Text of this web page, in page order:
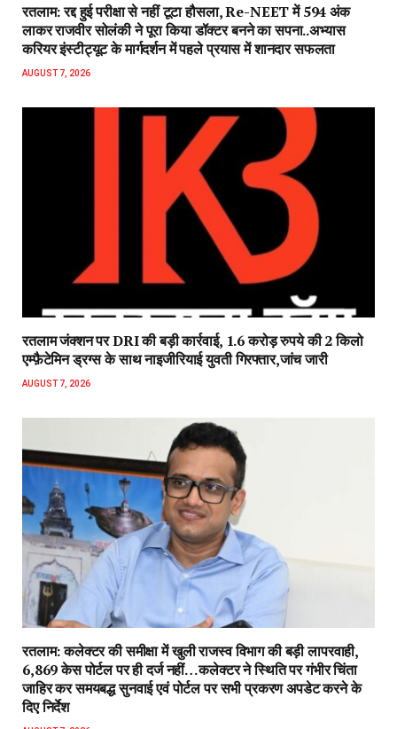
रतलाम: रद्द हुई परीक्षा से नहीं टूटा हौसला, Re-NEET में 594 अंक
लाकर राजवीर सोलंकी ने पूरा किया डॉक्टर बनने का सपना..अभ्यास
करियर इंस्टीट्यूट के मार्गदर्शन में पहले प्रयास में शानदार सफलता
AUGUST 7, 2026
रतलाम जंक्शन पर DRI की बड़ी कार्रवाई, 1.6 करोड़ रुपये की 2 किलो
एम्फ़ैटेमिन ड्रग्स के साथ नाइजीरियाई युवती गिरफ्तार,जांच जारी
AUGUST 7, 2026
रतलाम: कलेक्टर की समीक्षा में खुली राजस्व विभाग की बड़ी लापरवाही,
6,869 केस पोर्टल पर ही दर्ज नहीं…कलेक्टर ने स्थिति पर गंभीर चिंता
जाहिर कर समयबद्ध सुनवाई एवं पोर्टल पर सभी प्रकरण अपडेट करने के
दिए निर्देश